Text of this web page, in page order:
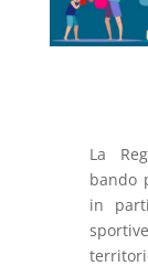
La
bando
in